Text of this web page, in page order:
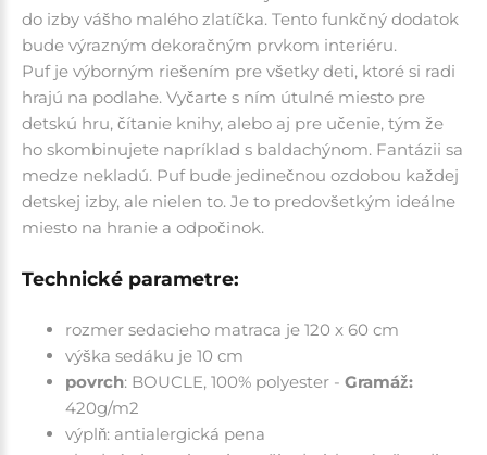
do izby vášho malého zlatíčka. Tento funkčný dodatok
bude výrazným dekoračným prvkom interiéru.
Puf je výborným riešením pre všetky deti, ktoré si radi
hrajú na podlahe. Vyčarte s ním útulné miesto pre
detskú hru, čítanie knihy, alebo aj pre učenie, tým že
ho skombinujete napríklad s baldachýnom. Fantázii sa
medze nekladú. Puf bude jedinečnou ozdobou každej
detskej izby, ale nielen to. Je to predovšetkým ideálne
miesto na hranie a odpočinok.
Technické parametre:
rozmer sedacieho matraca je 120 x 60 cm
výška sedáku je 10 cm
povrch: BOUCLE, 100% polyester - Gramáž:
420g/m2
výplň: antialergická pena